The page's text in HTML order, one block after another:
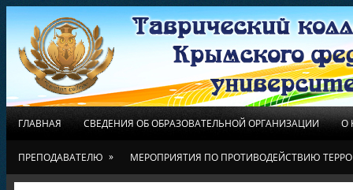
ГЛАВНАЯ СВЕДЕНИЯ ОБ ОБРАЗОВАТЕЛЬНОЙ ОРГАНИЗАЦИИ О
ПРЕПОДАВАТЕЛЮ » МЕРОПРИЯТИЯ ПО ПРОТИВОДЕЙСТВИЮ